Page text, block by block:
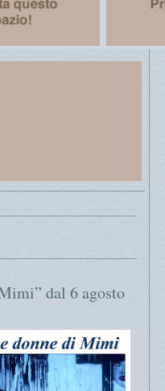
dal 6 agosto